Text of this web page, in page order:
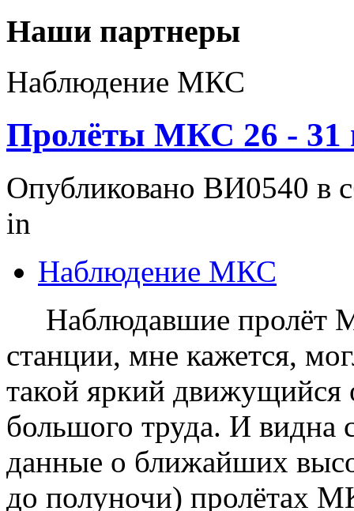
Наши партнеры
Наблюдение МКС
Пролёты МКС 26 - 31
Опубликовано ВИ0540 в
in
Наблюдение МКС
Наблюдавшие пролёт
станции, мне кажется,
такой яркий движущийся
большого труда. И видна
данные о ближайших
до полуночи) пролётах